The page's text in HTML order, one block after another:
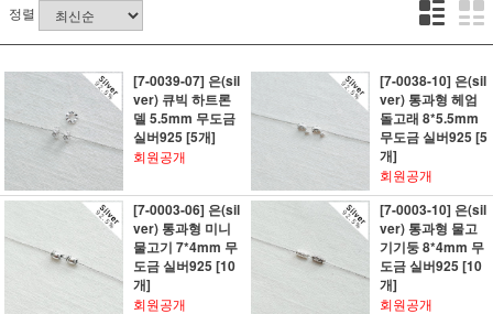
정렬
[7-0039-07] 은(sil
ver) 큐빅 하트론
델 5.5mm 무도금
실버925 [5개]
회원공개
[7-0038-10] 은(sil
ver) 통과형 헤엄
돌고래 8*5.5mm
무도금 실버925 [5
개]
회원공개
[7-0003-06] 은(sil
ver) 통과형 미니
물고기 7*4mm 무
도금 실버925 [10
개]
회원공개
[7-0003-10] 은(sil
ver) 통과형 물고
기기둥 8*4mm 무
도금 실버925 [10
개]
회원공개